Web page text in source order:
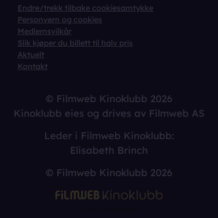
Endre/trekk tilbake cookiesamtykke
Personvern og cookies
Medlemsvilkår
Slik kjøper du billett til halv pris
Aktuelt
Kontakt
© Filmweb Kinoklubb 2026
Kinoklubb eies og drives av Filmweb AS
Leder i Filmweb Kinoklubb:
Elisabeth Brinch
© Filmweb Kinoklubb 2026